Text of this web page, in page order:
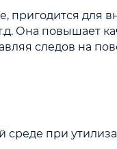
пригодится для
Она повышает
следов на
среде при